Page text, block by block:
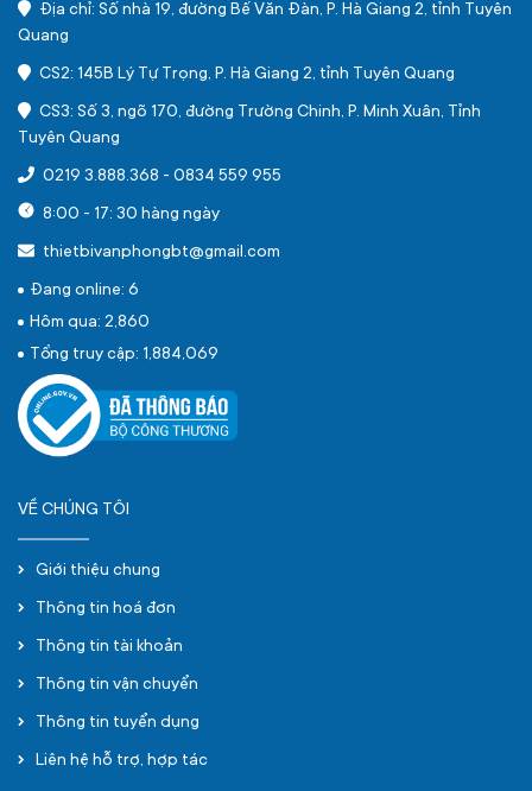
Địa chỉ: Số nhà 19, đường Bế Văn Đàn, P. Hà Giang 2, tỉnh Tuyên
Quang
CS2: 145B Lý Tự Trọng, P. Hà Giang 2, tỉnh Tuyên Quang
CS3: Số 3, ngõ 170, đường Trường Chinh, P. Minh Xuân, Tỉnh
Tuyên Quang
0219 3.888.368 - 0834 559 955
8:00 - 17: 30 hàng ngày
thietbivanphongbt@gmail.com
Đang online: 6
Hôm qua: 2,860
Tổng truy cập: 1,884,069
VỀ CHÚNG TÔI
Giới thiệu chung
Thông tin hoá đơn
Thông tin tài khoản
Thông tin vận chuyển
Thông tin tuyển dụng
Liên hệ hỗ trợ, hợp tác